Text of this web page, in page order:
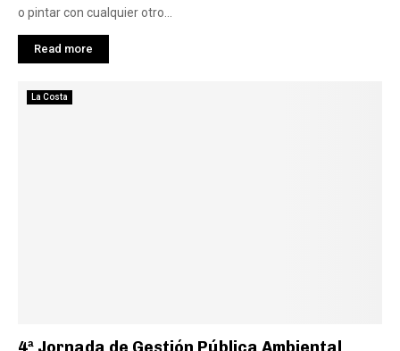
o pintar con cualquier otro...
Read more
La Costa